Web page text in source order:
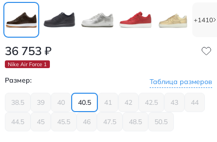
+1410
36 753 ₽
Nike Air Force 1
Размер: Таблица размеров
38.5 39 40 40.5 41 42 42.5 43 44
44.5 45 45.5 46 47.5 48.5 50.5